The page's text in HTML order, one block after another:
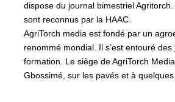
dispose du journal bimestriel
sont reconnus par la HAAC.
AgriTorch media est fondé par un
renommé mondial. Il s’est entouré
formation. Le siège de AgriTorch
Gbossimé, sur les pavés et à